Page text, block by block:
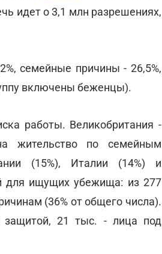
идет о 3,1 млн разрешениях,
семейные причины - 26,5%,
включены беженцы).
работы. Великобритания -
жительство по семейным
(15%), Италии (14%) и
для ищущих убежища: из 277
(36% от общего числа).
21 тыс. - лица под